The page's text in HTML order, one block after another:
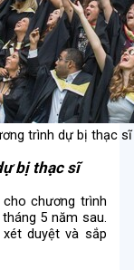
trình dự bị thạc sĩ
bị thạc sĩ
chương trình
5 năm sau.
duyệt và sắp